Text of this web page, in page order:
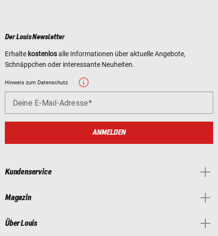
Der Louis Newsletter
Erhalte kostenlosalle Informationen über aktuelle Angebote,
Schnäppchen oder interessante Neuheiten.
Hinweis zum Datenschutz
Deine E-Mail-Adresse
ANMELDEN
Kundenservice
Magazin
Über Louis